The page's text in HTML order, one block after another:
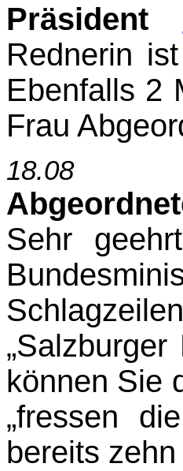
Präsident
Rednerin
Ebenfalls 2
Frau
18.08
Sehr
können Sie
„fressen
bereits